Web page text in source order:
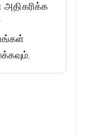
அதிகரிக்க